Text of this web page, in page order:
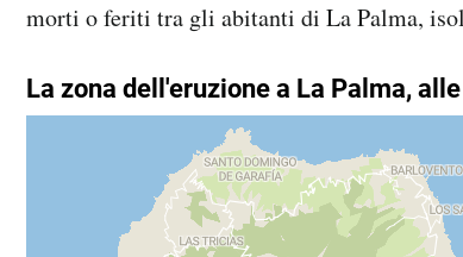
morti o feriti tra gli abitanti di La Palma,